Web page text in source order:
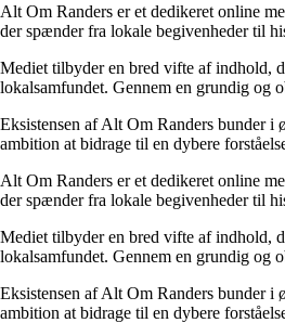
Alt Om Randers er et dedikeret online
der spænder fra lokale begivenheder til
Mediet tilbyder en bred vifte af indhold,
lokalsamfundet. Gennem en grundig og
Eksistensen af Alt Om Randers bunder i
ambition at bidrage til en dybere
Alt Om Randers er et dedikeret online
der spænder fra lokale begivenheder til
Mediet tilbyder en bred vifte af indhold,
lokalsamfundet. Gennem en grundig og
Eksistensen af Alt Om Randers bunder i
ambition at bidrage til en dybere